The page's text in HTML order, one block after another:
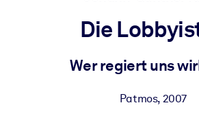
Bauen Sie eine gesunde und resiliente
Die
Wer regiert uns
Patmos, 2007